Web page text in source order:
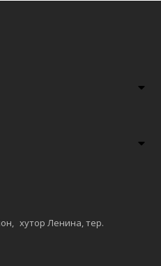
хутор Ленина, тер.